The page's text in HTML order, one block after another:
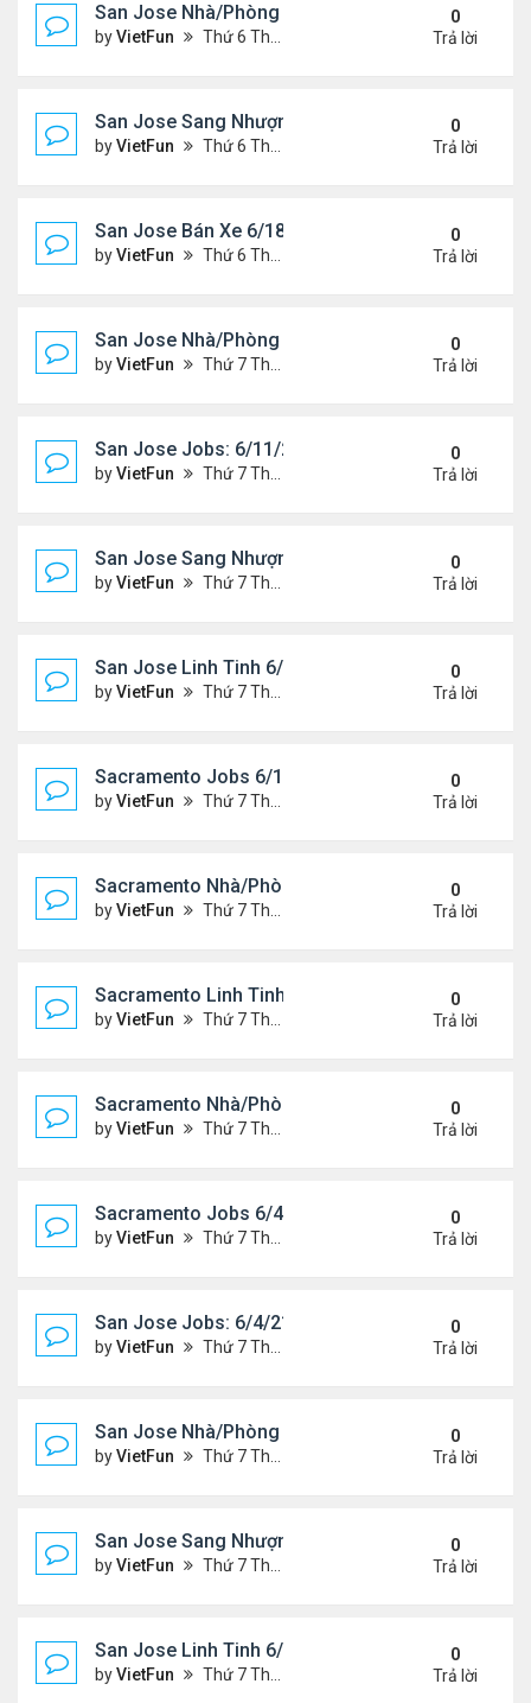
San Jose Nhà/Phòng 6/18/21- 6/25/21
byVietFun Thứ 6 Tháng 6 18, 2021 1:56 pm
0
Trả lời
San Jose Sang Nhượng 6/18/21- 6/25/21
byVietFun Thứ 6 Tháng 6 18, 2021 1:54 pm
0
Trả lời
San Jose Bán Xe 6/18/21 - 6/25/21
byVietFun Thứ 6 Tháng 6 18, 2021 1:53 pm
0
Trả lời
San Jose Nhà/Phòng 6/11/21- 6/18/21
byVietFun Thứ 7 Tháng 6 12, 2021 10:29 am
0
Trả lời
San Jose Jobs: 6/11/21- 6/18/2021
byVietFun Thứ 7 Tháng 6 12, 2021 10:28 am
0
Trả lời
San Jose Sang Nhượng 6/11/21-6/18/21
byVietFun Thứ 7 Tháng 6 12, 2021 10:25 am
0
Trả lời
San Jose Linh Tinh 6/11/21 - 6/18/21
byVietFun Thứ 7 Tháng 6 12, 2021 10:24 am
0
Trả lời
Sacramento Jobs 6/11/21- 6/18/21
byVietFun Thứ 7 Tháng 6 12, 2021 10:19 am
0
Trả lời
Sacramento Nhà/Phòng 6/11/21- 6/18/21
byVietFun Thứ 7 Tháng 6 12, 2021 10:17 am
0
Trả lời
Sacramento Linh Tinh 6/11/21- 6/18/21
byVietFun Thứ 7 Tháng 6 12, 2021 10:15 am
0
Trả lời
Sacramento Nhà/Phòng 6/4/21- 6/11/21
byVietFun Thứ 7 Tháng 6 05, 2021 10:13 am
0
Trả lời
Sacramento Jobs 6/4/21- 6/11/21
byVietFun Thứ 7 Tháng 6 05, 2021 10:12 am
0
Trả lời
San Jose Jobs: 6/4/21- 6/11/2021
byVietFun Thứ 7 Tháng 6 05, 2021 9:26 am
0
Trả lời
San Jose Nhà/Phòng 6/4/21- 6/11/21
byVietFun Thứ 7 Tháng 6 05, 2021 9:24 am
0
Trả lời
San Jose Sang Nhượng 6/4/21-6/11/21
byVietFun Thứ 7 Tháng 6 05, 2021 9:18 am
0
Trả lời
San Jose Linh Tinh 6/4/21 - 6/11/21
byVietFun Thứ 7 Tháng 6 05, 2021 9:17 am
0
Trả lời